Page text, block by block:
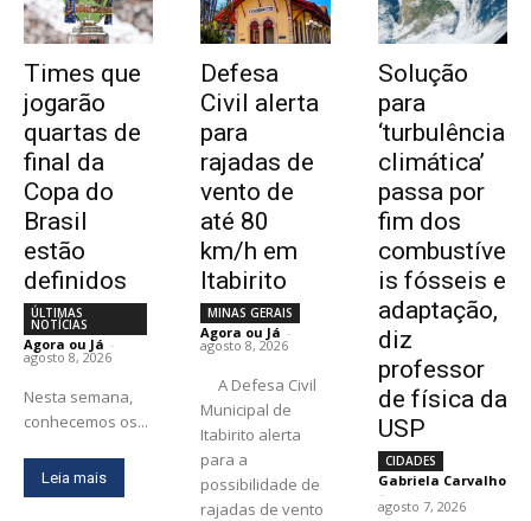
Times que
jogarão
quartas de
final da
Copa do
Brasil
estão
definidos
ÚLTIMAS
NOTÍCIAS
Agora ou Já -
agosto 8, 2026
Nesta semana,
conhecemos os...
Leia mais
Defesa
Civil alerta
para
rajadas de
vento de
até 80
km/h em
Itabirito
MINAS GERAIS
Agora ou Já -
agosto 8, 2026
Municipal de
Itabirito alerta
para a
possibilidade de
rajadas de vento
Solução
para
‘turbulência
climática’
passa por
fim dos
combustíve
is fósseis e
adaptação,
diz
professor
de física da
USP
CIDADES
Gabriela Carvalho
-
agosto 7, 2026